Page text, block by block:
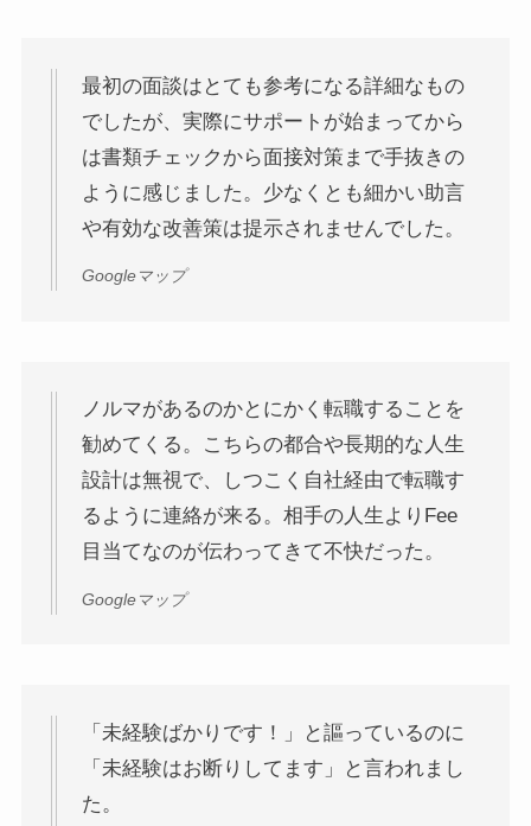
最初の面談はとても参考になる詳細なもの
でしたが、実際にサポートが始まってから
は書類チェックから面接対策まで手抜きの
ように感じました。少なくとも細かい助言
や有効な改善策は提示されませんでした。
Googleマップ
ノルマがあるのかとにかく転職することを
勧めてくる。こちらの都合や長期的な人生
設計は無視で、しつこく自社経由で転職す
るように連絡が来る。相手の人生よりFee
目当てなのが伝わってきて不快だった。
Googleマップ
「未経験ばかりです！」と謳っているのに
「未経験はお断りしてます」と言われまし
た。